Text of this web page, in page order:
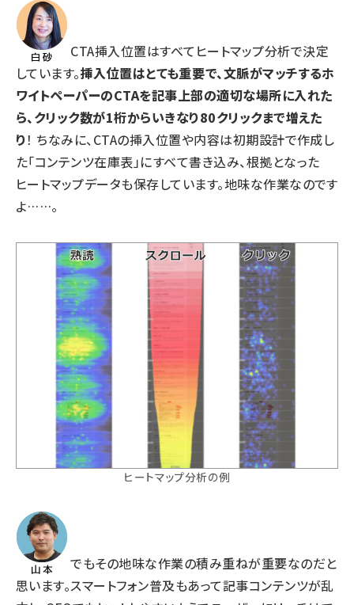
CTA挿入位置はすべてヒートマップ分析で決定
しています。挿入位置はとても重要で、文脈がマッチするホ
ワイトペーパーのCTAを記事上部の適切な場所に入れた
ら、クリック数が1桁からいきなり80クリックまで増えた
り！ ちなみに、CTAの挿入位置や内容は初期設計で作成し
た「コンテンツ在庫表」にすべて書き込み、根拠となった
ヒートマップデータも保存しています。地味な作業なのです
よ……。
ヒートマップ分析の例
でもその地味な作業の積み重ねが重要なのだと
思います。スマートフォン普及もあって記事コンテンツが乱